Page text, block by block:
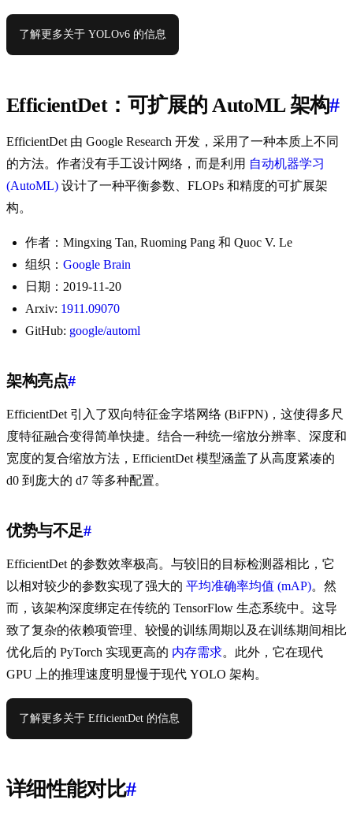
了解更多关于 YOLOv6 的信息
EfficientDet：可扩展的 AutoML 架构#
EfficientDet 由 Google Research 开发，采用了一种本质上不同
的方法。作者没有手工设计网络，而是利用 自动机器学习
(AutoML) 设计了一种平衡参数、FLOPs 和精度的可扩展架
构。
作者：Mingxing Tan, Ruoming Pang 和 Quoc V. Le
组织： Google Brain
日期：2019-11-20
Arxiv: 1911.09070
GitHub: google/automl
架构亮点#
EfficientDet 引入了双向特征金字塔网络 (BiFPN)，这使得多尺
度特征融合变得简单快捷。结合一种统一缩放分辨率、深度和
宽度的复合缩放方法，EfficientDet 模型涵盖了从高度紧凑的
d0 到庞大的 d7 等多种配置。
优势与不足#
EfficientDet 的参数效率极高。与较旧的目标检测器相比，它
以相对较少的参数实现了强大的 平均准确率均值 (mAP)。然
而，该架构深度绑定在传统的 TensorFlow 生态系统中。这导
致了复杂的依赖项管理、较慢的训练周期以及在训练期间相比
优化后的 PyTorch 实现更高的 内存需求。此外，它在现代
GPU 上的推理速度明显慢于现代 YOLO 架构。
了解更多关于 EfficientDet 的信息
详细性能对比#